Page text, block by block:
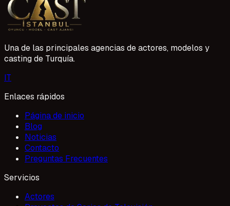
Una de las principales agencias de actores, modelos y
casting de Turquía.
IT
Enlaces rápidos
Página de inicio
Blog
Noticias
Contacto
Preguntas Frecuentes
Servicios
Actores